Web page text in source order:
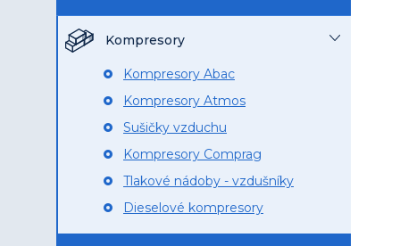
Kompresory
Kompresory Abac
Kompresory Atmos
Sušičky vzduchu
Kompresory Comprag
Tlakové nádoby - vzdušníky
Dieselové kompresory